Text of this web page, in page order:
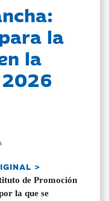
la
la
>
de Promoción
la que se